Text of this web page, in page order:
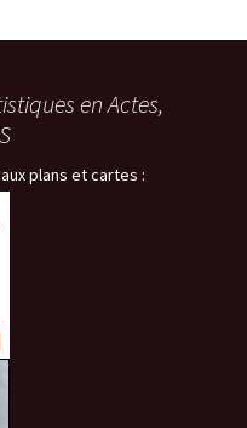
en Actes,
plans et cartes :